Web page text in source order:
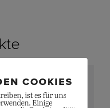
COOKIES
ist es für uns
Einige